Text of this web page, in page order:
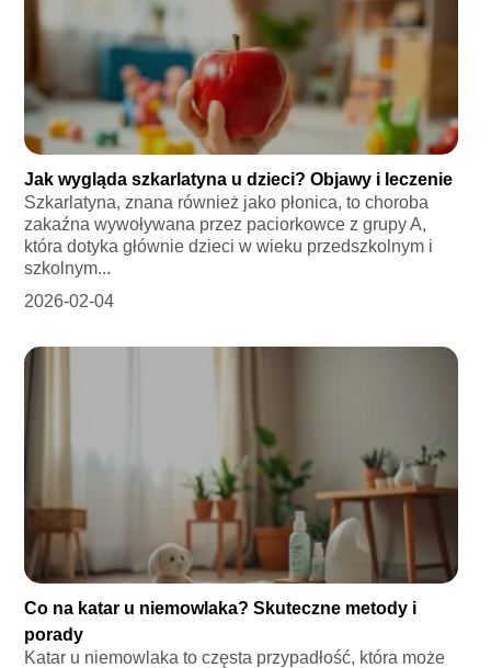
Jak wygląda szkarlatyna u dzieci? Objawy i leczenie
Szkarlatyna, znana również jako płonica, to choroba
zakaźna wywoływana przez paciorkowce z grupy A,
która dotyka głównie dzieci w wieku przedszkolnym i
szkolnym...
2026-02-04
Co na katar u niemowlaka? Skuteczne metody i
porady
Katar u niemowlaka to częsta przypadłość, która może